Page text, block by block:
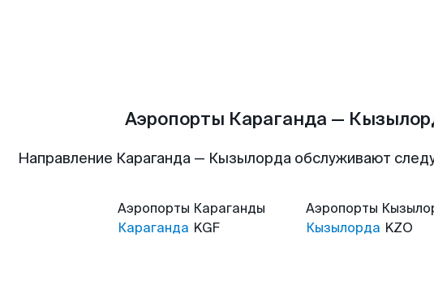
Аэропорты Караганда —
Направление Караганда — Кызылорда обслуживают
Аэропорты Караганды
Караганда KGF
Аэропорты
Кызылорда KZO